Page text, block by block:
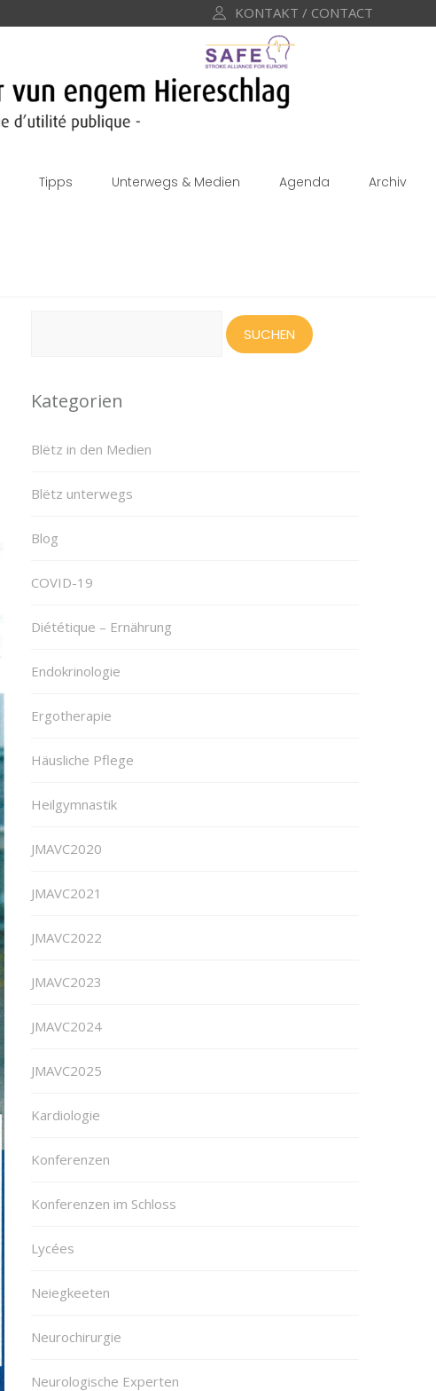
KONTAKT / CONTACT
Tipps Unterwegs & Medien Agenda Archiv
Kategorien
Blëtz in den Medien
Blëtz unterwegs
Blog
COVID-19
Diététique – Ernährung
Endokrinologie
Ergotherapie
Häusliche Pflege
Heilgymnastik
JMAVC2020
JMAVC2021
JMAVC2022
JMAVC2023
JMAVC2024
JMAVC2025
Kardiologie
Konferenzen
Konferenzen im Schloss
Lycées
Neiegkeeten
Neurochirurgie
Neurologische Experten